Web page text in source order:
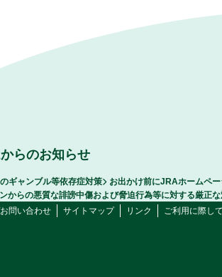
らのお知らせ
ギャンブル等依存症対策
お出かけ前にJRAホームペ
からの悪質な誹謗中傷および脅迫行為等に対する厳正
お問い合わせ
サイトマップ リンク ご利用に際し